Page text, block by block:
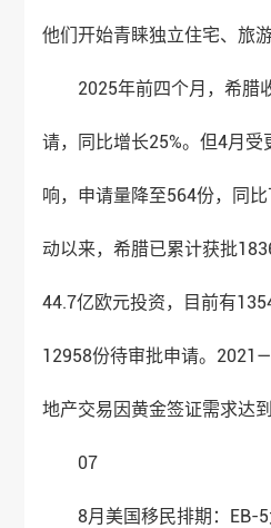
他们开始青睐独立住宅、旅
2025年前四个月，希腊
请，同比增长25%。但4月
响，申请量降至564份，同
动以来，希腊已累计获批
44.7亿欧元投资，目前有
12958份待审批申请。
地产交易因黄金签证需求达到
07
8月美国移民排期：EB-5